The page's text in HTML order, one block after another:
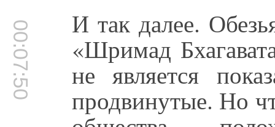
00:07:50 И так далее.
«Шримад
не является
продвинутые. Но